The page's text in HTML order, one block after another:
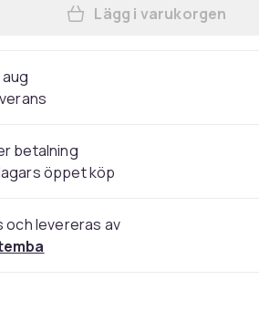
Lägg till
Lägg i varukorgen
aug
betalning
öppet köp
och levereras av